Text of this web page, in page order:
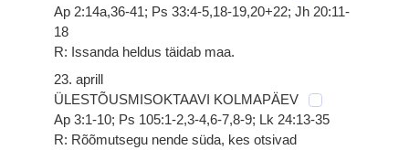
Ap 2:14a,36-41; Ps 33:4-5,18-19,20+22; Jh 20:11-
18
R: Issanda heldus täidab maa.
23. aprill
ÜLESTÕUSMISOKTAAVI KOLMAPÄEV
Ap 3:1-10; Ps 105:1-2,3-4,6-7,8-9; Lk 24:13-35
R: Rõõmutsegu nende süda, kes otsivad